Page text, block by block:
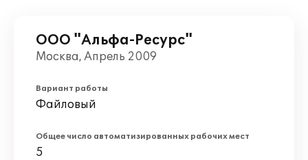
ООО "Альфа-Ресурс"
Москва, Апрель 2009
Вариант работы
Файловый
Общее число автоматизированных рабочих мест
5